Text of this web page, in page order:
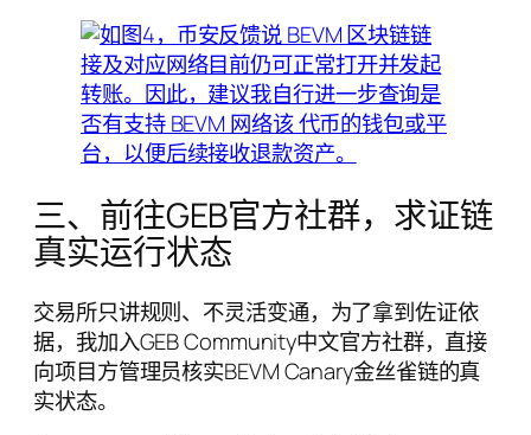
三、前往GEB官方社群，求证链
真实运行状态
交易所只讲规则、不灵活变通，为了拿到佐证依
据，我加入GEB Community中文官方社群，直接
向项目方管理员核实BEVM Canary金丝雀链的真
实状态。